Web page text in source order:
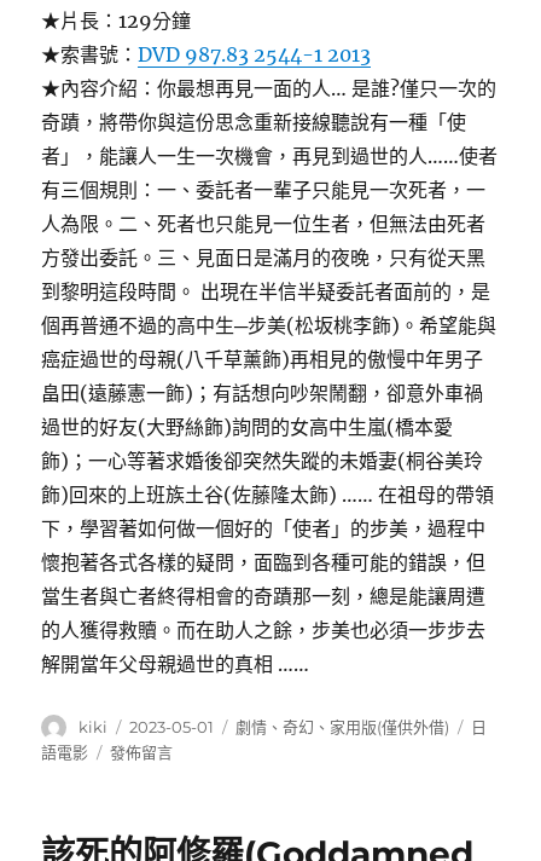
★片長：129分鐘
★索書號：DVD 987.83 2544-1 2013
★內容介紹：你最想再見一面的人… 是誰?僅只一次的
奇蹟，將帶你與這份思念重新接線聽說有一種「使
者」，能讓人一生一次機會，再見到過世的人……使者
有三個規則：一、委託者一輩子只能見一次死者，一
人為限。二、死者也只能見一位生者，但無法由死者
方發出委託。三、見面日是滿月的夜晚，只有從天黑
到黎明這段時間。 出現在半信半疑委託者面前的，是
個再普通不過的高中生─步美(松坂桃李飾)。希望能與
癌症過世的母親(八千草薰飾)再相見的傲慢中年男子
畠田(遠藤憲一飾)；有話想向吵架鬧翻，卻意外車禍
過世的好友(大野絲飾)詢問的女高中生嵐(橋本愛
飾)；一心等著求婚後卻突然失蹤的未婚妻(桐谷美玲
飾)回來的上班族土谷(佐藤隆太飾) …… 在祖母的帶領
下，學習著如何做一個好的「使者」的步美，過程中
懷抱著各式各樣的疑問，面臨到各種可能的錯誤，但
當生者與亡者終得相會的奇蹟那一刻，總是能讓周遭
的人獲得救贖。而在助人之餘，步美也必須一步步去
解開當年父母親過世的真相 ……
作
者
kiki
發
佈
2023-05-01
分
劇情 、奇幻 、 家用版(僅供外借)
標
日
語電影
在
the
發佈留言